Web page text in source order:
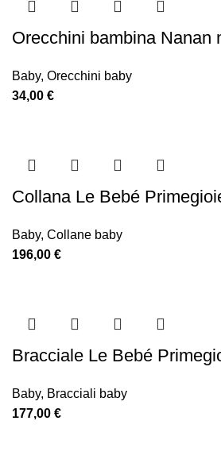
Orecchini bambina Nanan
Baby, Orecchini baby
34,00 €
Collana Le Bebé
Baby, Collane baby
196,00 €
Bracciale Le Bebé
Baby, Bracciali baby
177,00 €